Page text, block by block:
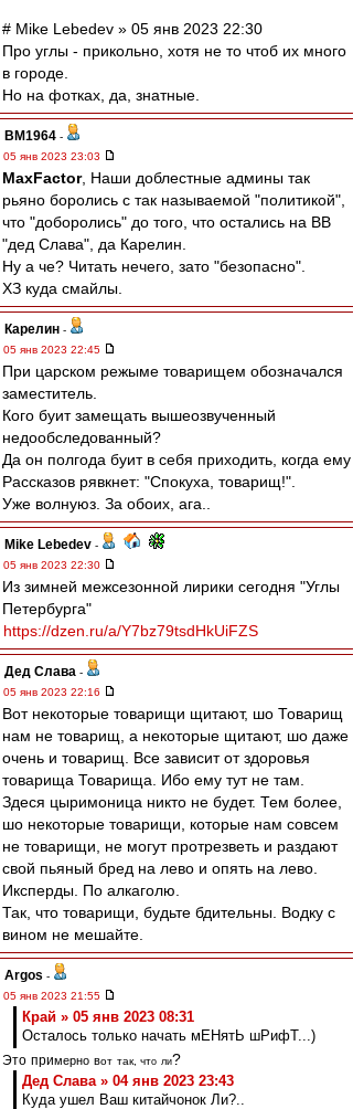
# Mike Lebedev » 05 янв 2023 22:30
Про углы - прикольно, хотя не то чтоб их много
в городе.
Но на фотках, да, знатные.
BM1964 -
05 янв 2023 23:03
MaxFactor, Наши доблестные админы так
рьяно боролись с так называемой "политикой",
что "доборолись" до того, что остались на ВВ
"дед Слава", да Карелин.
Ну а че? Читать нечего, зато "безопасно".
ХЗ куда смайлы.
Карелин -
05 янв 2023 22:45
При царском режыме товарищем обозначался
заместитель.
Кого буит замещать вышеозвученный
недообследованный?
Да он полгода буит в себя приходить, когда ему
Рассказов рявкнет: "Спокуха, товарищ!".
Уже волнуюз. За обоих, ага..
Mike Lebedev -
05 янв 2023 22:30
Из зимней межсезонной лирики сегодня "Углы
Петербурга"
https://dzen.ru/a/Y7bz79tsdHkUiFZS
Дед Слава -
05 янв 2023 22:16
Вот некоторые товарищи щитают, шо Товарищ
нам не товарищ, а некоторые щитают, шо даже
очень и товарищ. Все зависит от здоровья
товарища Товарища. Ибо ему тут не там.
Здеся цыримоница никто не будет. Тем более,
шо некоторые товарищи, которые нам совсем
не товарищи, не могут протрезветь и раздают
свой пьяный бред на лево и опять на лево.
Иксперды. По алкаголю.
Так, что товарищи, будьте бдительны. Водку с
вином не мешайте.
Argos -
05 янв 2023 21:55
Край » 05 янв 2023 08:31
Осталось только начать мЕНятЬ шРифТ...)
Это примерно вот так , что ли?
Дед Слава » 04 янв 2023 23:43
Куда ушел Ваш китайчонок Ли?..